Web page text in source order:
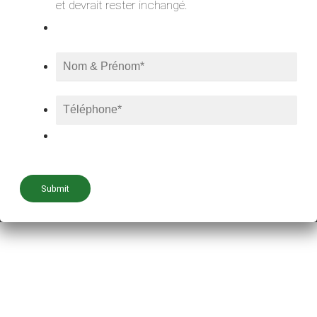
et devrait rester inchangé.
Submit